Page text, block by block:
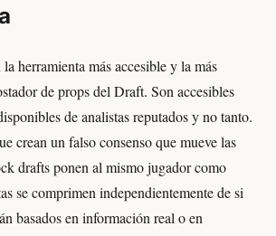
herramienta más accesible y la más
de props del Draft. Son accesibles
de analistas reputados y no tanto.
crean un falso consenso que mueve las
drafts ponen al mismo jugador como
se comprimen independientemente de si
basados en información real o en